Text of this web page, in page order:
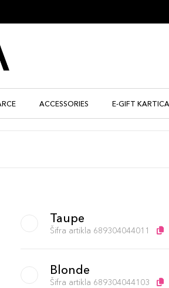
ACCESSORIES E-GIFT KARTICA
Taupe
Šifra artikla 689304044011
Blonde
Šifra artikla 689304044103